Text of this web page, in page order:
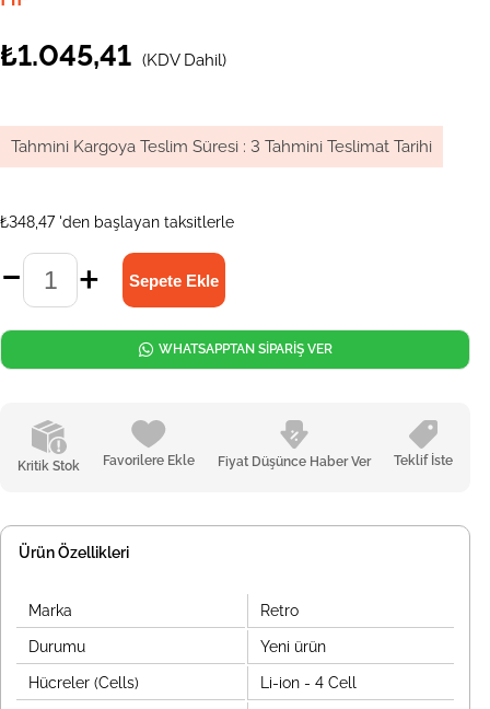
₺1.045,41 (KDV Dahil)
Tahmini Kargoya Teslim Süresi : 3 Tahmini Teslimat Tarihi
₺348,47 'den başlayan taksitlerle
Kritik Stok Favorilere Ekle Fiyat Düşünce Haber Ver Teklif İste
WHATSAPPTAN SİPARİŞ VER
Ürün Özellikleri
Marka Retro
Durumu Yeni ürün
Hücreler (Cells) Li-ion - 4 Cell